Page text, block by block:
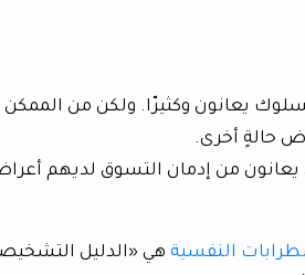
يعانون وكثيرّا. ولكن من الممكن
حالةٍ أخرى.
من إدمان التسوق لديهم
النفسية هي «الدليل